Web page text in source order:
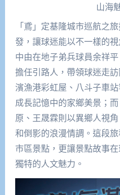
山海
「鳶」定基隆城市巡航之
發，讓球迷能以不一樣的
中由在地子弟兵球員余祥
擔任引路人，帶領球迷走
濱漁港彩虹屋、八斗子車
成長記憶中的家鄉美景；
原、王晟霖則以異鄉人視
和倒影的浪漫情調。這段
市區景點，更讓景點故事
獨特的人文魅力。